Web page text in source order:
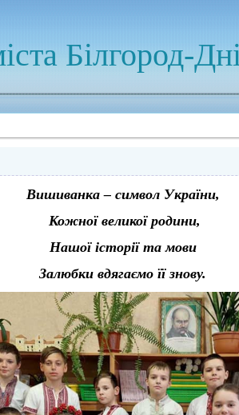
Білгород-
Вишиванка – символ України,
Кожної великої родини,
Нашої історії та мови
Залюбки вдягаємо її знову.